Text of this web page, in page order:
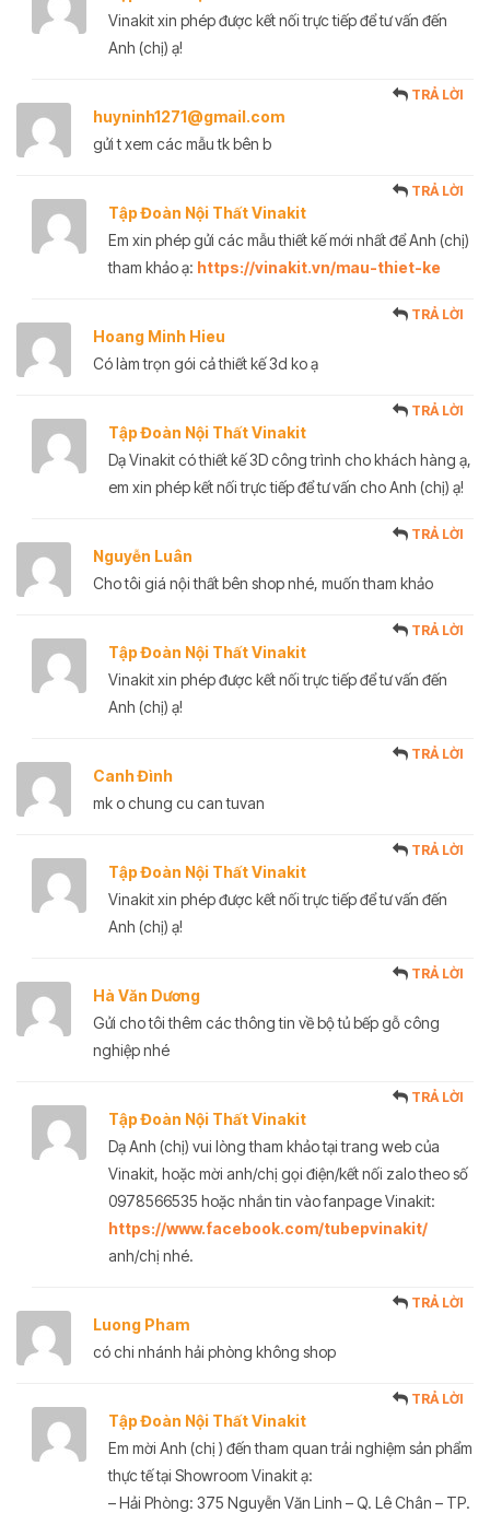
Vinakit xin phép được kết nối trực tiếp để tư vấn đến
Anh (chị) ạ!
huyninh1271@gmail.com
TRẢ LỜI
gửi t xem các mẫu tk bên b
Tập Đoàn Nội Thất Vinakit
TRẢ LỜI
Em xin phép gửi các mẫu thiết kế mới nhất để Anh (chị)
tham khảo ạ: https://vinakit.vn/mau-thiet-ke
Hoang Minh Hieu
TRẢ LỜI
Có làm trọn gói cả thiết kế 3d ko ạ
Tập Đoàn Nội Thất Vinakit
TRẢ LỜI
Dạ Vinakit có thiết kế 3D công trình cho khách hàng ạ,
em xin phép kết nối trực tiếp để tư vấn cho Anh (chị) ạ!
Nguyễn Luân
TRẢ LỜI
Cho tôi giá nội thất bên shop nhé, muốn tham khảo
Tập Đoàn Nội Thất Vinakit
TRẢ LỜI
Vinakit xin phép được kết nối trực tiếp để tư vấn đến
Anh (chị) ạ!
Canh Đình
TRẢ LỜI
mk o chung cu can tuvan
Tập Đoàn Nội Thất Vinakit
TRẢ LỜI
Vinakit xin phép được kết nối trực tiếp để tư vấn đến
Anh (chị) ạ!
Hà Văn Dương
TRẢ LỜI
Gửi cho tôi thêm các thông tin về bộ tủ bếp gỗ công
nghiệp nhé
Tập Đoàn Nội Thất Vinakit
TRẢ LỜI
Dạ Anh (chị) vui lòng tham khảo tại trang web của
Vinakit, hoặc mời anh/chị gọi điện/kết nối zalo theo số
0978566535 hoặc nhắn tin vào fanpage Vinakit:
https://www.facebook.com/tubepvinakit/
anh/chị nhé.
Luong Pham
TRẢ LỜI
có chi nhánh hải phòng không shop
Tập Đoàn Nội Thất Vinakit
TRẢ LỜI
Em mời Anh (chị ) đến tham quan trải nghiệm sản phẩm
thực tế tại Showroom Vinakit ạ:
– Hải Phòng: 375 Nguyễn Văn Linh – Q. Lê Chân – TP.